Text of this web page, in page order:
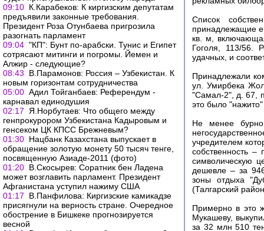
09:10 К.Карабеков: К киргизским депутатам
предъявили законные требования.
Президент Роза Отунбаева пригрозила
разогнать парламент
09:04 "КП": Бунт по-арабски. Тунис и Египет
сотрясают митинги и погромы. Йемен и
Алжир - следующие?
08:43
В.Парамонов: Россия – Узбекистан. К
новым горизонтам сотрудничества
05:00 Адил Тойганбаев: Референдум -
карнавал единодушия
02:17
Я.Норбутаев: Что общего между
генпрокурором Узбекистана Кадыровым и
генсеком ЦК КПСС Брежневым?
01:30 Нацбанк Казахстана выпускает в
обращение золотую монету 50 тысяч тенге,
посвященную Азиаде-2011 (фото)
01:20 В.Скосырев: Соратник бен Ладена
может возглавить парламент. Президент
Афганистана уступил нажиму США
01:17
В.Панфилова: Киргизские камикадзе
присягнули на верность стране. Очередное
обострение в Бишкеке прогнозируется
весной
Список
принадлежащие
кв. м,
Гоголя, 113/56.
удачных, и
Принадлежали
ул. Умирбека
"Самал-2", д. 67,
это было
Не менее
учредителем
собственность
символическую
дешевле – за
зоны отдыха
(Талгарский
Примерно в это
Мукашеву,
за 32 млн 510